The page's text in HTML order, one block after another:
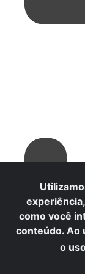
como você
conteúdo. Ao
o